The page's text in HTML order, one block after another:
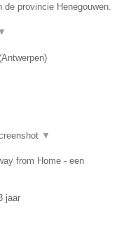
provincie Henegouwen.
▼
Antwerpen)
▼
from Home - een
jaar